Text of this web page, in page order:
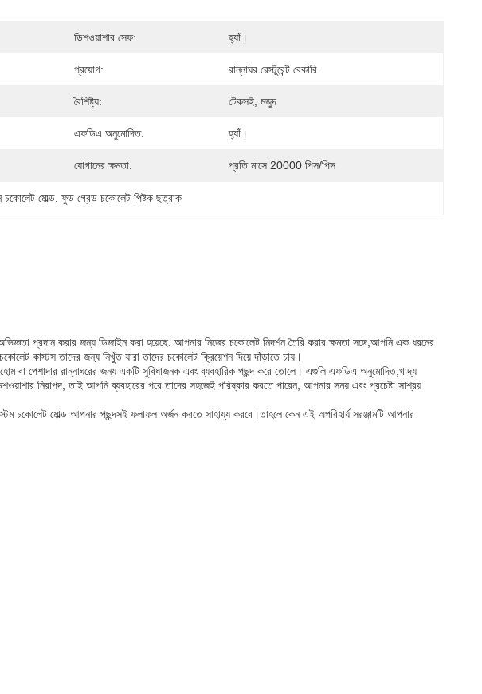
ডিশওয়াশার সেফ: হ্যাঁ।
প্রয়োগ: রান্নাঘর রেস্টুরেন্ট বেকারি
বৈশিষ্ট্য: টেকসই, মজুদ
এফডিএ অনুমোদিত: হ্যাঁ।
যোগানের ক্ষমতা: প্রতি মাসে 20000 পিস/পিস
চকোলেট মোল্ড , ফুড গ্রেড চকোলেট পিষ্টক ছত্রাক
প্রদান করার জন্য ডিজাইন করা হয়েছে. আপনার নিজের চকোলেট নিদর্শন তৈরি করার ক্ষমতা সঙ্গে,আপনি এক ধরনের
কাস্টস তাদের জন্য নিখুঁত যারা তাদের চকোলেট ক্রিয়েশন দিয়ে দাঁড়াতে চায়।
বা পেশাদার রান্নাঘরের জন্য একটি সুবিধাজনক এবং ব্যবহারিক পছন্দ করে তোলে। এগুলি এফডিএ অনুমোদিত,খাদ্য
নিরাপদ, তাই আপনি ব্যবহারের পরে তাদের সহজেই পরিষ্কার করতে পারেন, আপনার সময় এবং প্রচেষ্টা সাশ্রয়
চকোলেট মোল্ড আপনার পছন্দসই ফলাফল অর্জন করতে সাহায্য করবে।তাহলে কেন এই অপরিহার্য সরঞ্জামটি আপনার